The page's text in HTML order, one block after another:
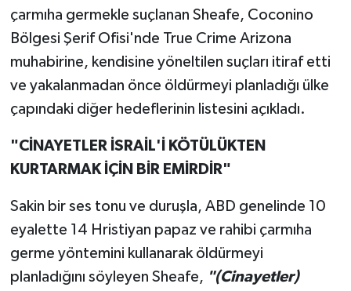
çarmıha germekle suçlanan Sheafe, Coconino
Bölgesi Şerif Ofisi'nde True Crime Arizona
muhabirine, kendisine yöneltilen suçları itiraf etti
ve yakalanmadan önce öldürmeyi planladığı ülke
çapındaki diğer hedeflerinin listesini açıkladı.
"CİNAYETLER İSRAİL'İ KÖTÜLÜKTEN
KURTARMAK İÇİN BİR EMİRDİR"
Sakin bir ses tonu ve duruşla, ABD genelinde 10
eyalette 14 Hristiyan papaz ve rahibi çarmıha
germe yöntemini kullanarak öldürmeyi
planladığını söyleyen Sheafe, "(Cinayetler)